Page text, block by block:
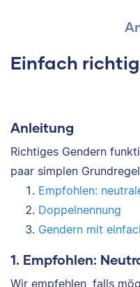
Einfach
Anleitung
Richtiges Gendern
paar simplen
Empfohlen:
Doppelnennung
Gendern mit
1. Empfohlen:
Wir empfehlen, falls